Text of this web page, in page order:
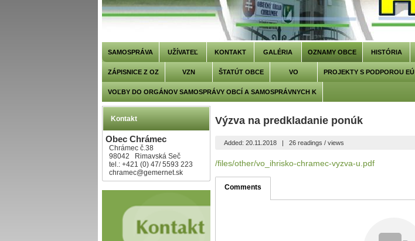
SAMOSPRÁVA UŽÍVATEĽ KONTAKT GALÉRIA OZNAMY OBCE HISTÓRIA
ZÁPISNICE Z OZ VZN ŠTATÚT OBCE VO PROJEKTY S PODPOROU EÚ
VOĽBY DO ORGÁNOV SAMOSPRÁVY OBCÍ A SAMOSPRÁVNYCH K
Kontakt
Obec Chrámec
Chrámec č.38
98042 Rimavská Seč
tel.: +421 (0) 47/ 5593 223
chramec@gemernet.sk
Výzva na predkladanie ponúk
Added: 20.11.2018 |26 readings / views
/files/other/vo_ihrisko-chramec-vyzva-u.pdf
Comments